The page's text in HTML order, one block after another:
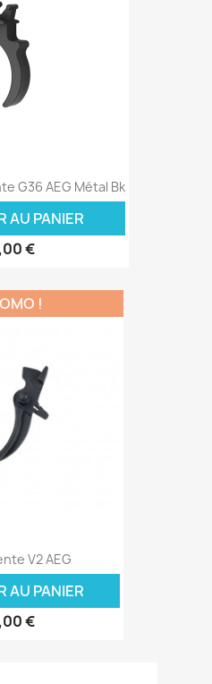
G36 AEG Métal Bk
AU PANIER
€
V2 AEG
AU PANIER
€
!